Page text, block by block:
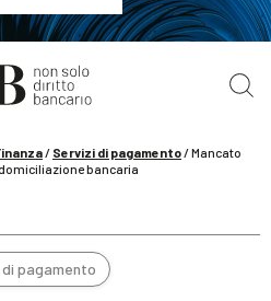
1° Ottobre
del TUF
/ Servizi di pagamento/Mancato
bancaria
pagamento